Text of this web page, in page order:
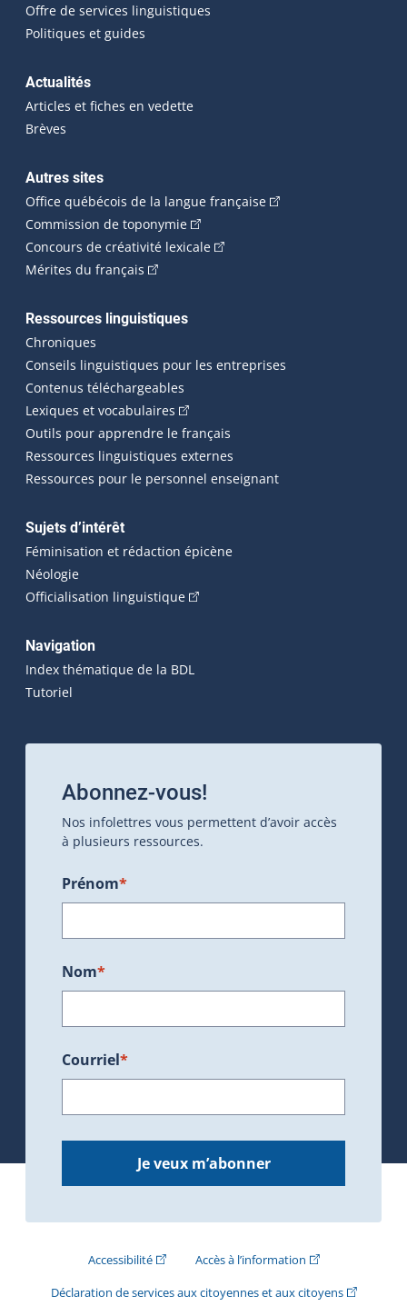
Offre de services linguistiques
Politiques et guides
Actualités
Articles et fiches en vedette
Brèves
Autres sites
Office québécois de la langue française(Cet hyperlien
Commission de toponymie(Cet hyperlien externe s'ouvrira
Concours de créativité lexicale(Cet hyperlien externe
Mérites du français (Cet hyperlien externe s'ouvrira dans une
Ressources linguistiques
Chroniques
Conseils linguistiques pour les entreprises
Contenus téléchargeables
Lexiques et vocabulaires (Cet hyperlien externe s'ouvrira
Outils pour apprendre le français
Ressources linguistiques externes
Ressources pour le personnel enseignant
Sujets d’intérêt
Féminisation et rédaction épicène
Néologie
Officialisation linguistique(Cet hyperlien externe s'ouvrira
Navigation
Index thématique de la BDL
Tutoriel
Abonnez-vous!
Nos infolettres vous permettent d’avoir accès
à plusieurs ressources.
Prénom*
Nom*
Courriel*
Je veux m’abonner
Accessibilité(Cet hyperlien externe s'ouvrira dans une
Accès à l’information(Cet hyperlien
Déclaration de services aux citoyennes et aux citoyens(Cet